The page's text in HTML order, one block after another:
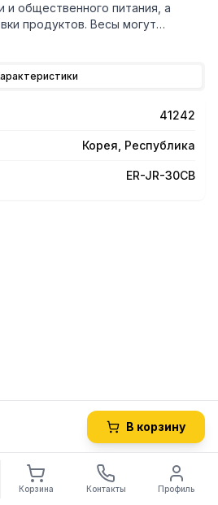
и общественного питания, а
продуктов. Весы могут
народного хозяйства.
стали для пищевых
• память на 4 товара; •
покупки из нескольких товаров
дисплея. (B)
41242
Корея, Республика
ER-JR-30CB
В корзину
Корзина Контакты Профиль